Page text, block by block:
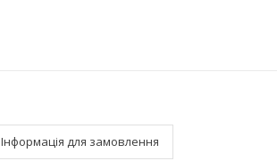
Інформація для замовлення